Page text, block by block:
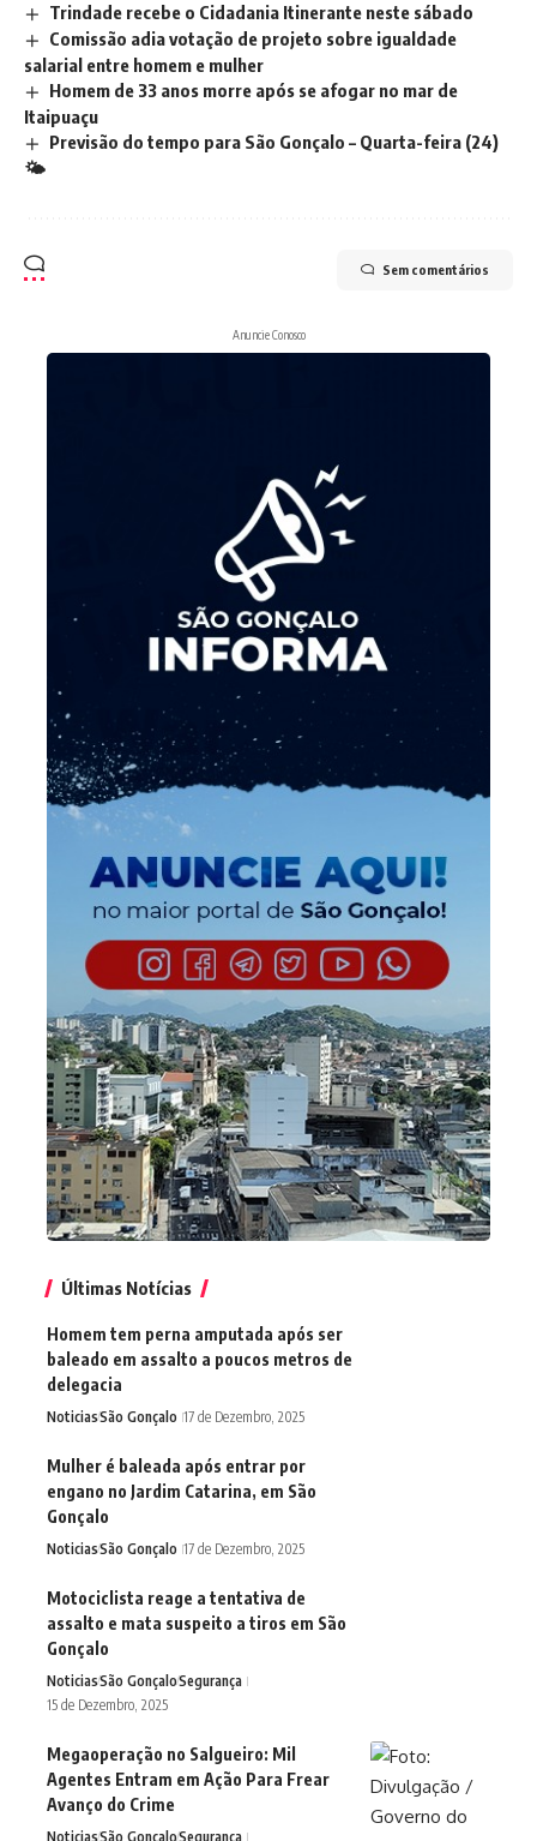
Trindade recebe o Cidadania Itinerante neste sábado
Comissão adia votação de projeto sobre igualdade
salarial entre homem e mulher
Homem de 33 anos morre após se afogar no mar de
Itaipuaçu
Previsão do tempo para São Gonçalo – Quarta-feira (24)
🌤️
Sem comentários
Anuncie Conosco
Últimas Notícias
Homem tem perna amputada após ser
baleado em assalto a poucos metros de
delegacia
NoticiasSão Gonçalo 17 de Dezembro, 2025
Mulher é baleada após entrar por
engano no Jardim Catarina, em São
Gonçalo
NoticiasSão Gonçalo 17 de Dezembro, 2025
Motociclista reage a tentativa de
assalto e mata suspeito a tiros em São
Gonçalo
NoticiasSão GonçaloSegurança
15 de Dezembro, 2025
Megaoperação no Salgueiro: Mil
Agentes Entram em Ação Para Frear
Avanço do Crime
NoticiasSão GonçaloSegurança